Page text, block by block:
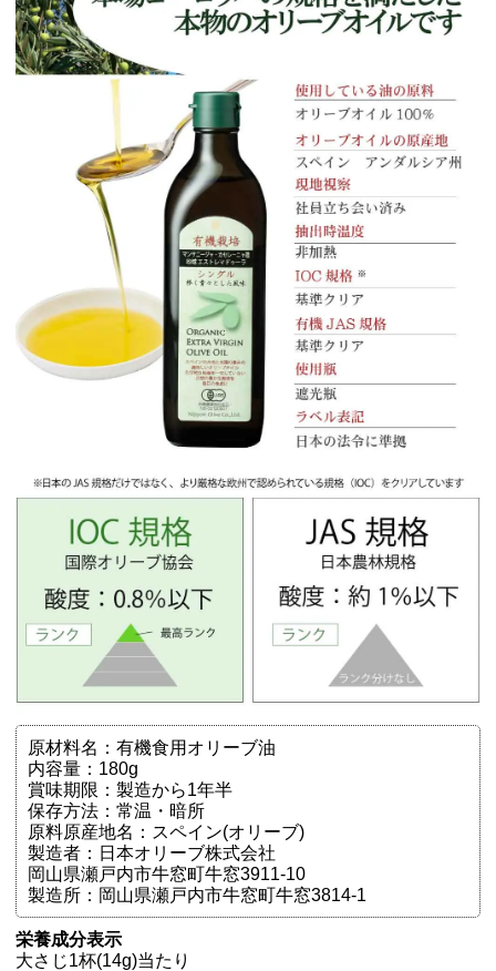
原材料名：有機食用オリーブ油
内容量：180g
賞味期限：製造から1年半
保存方法：常温・暗所
原料原産地名：スペイン(オリーブ)
製造者：日本オリーブ株式会社
岡山県瀬戸内市牛窓町牛窓3911-10
製造所：岡山県瀬戸内市牛窓町牛窓3814-1
栄養成分表示
大さじ1杯(14g)当たり